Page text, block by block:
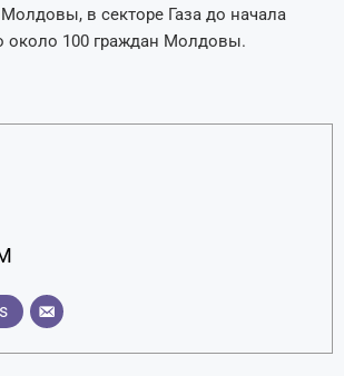
в секторе Газа до начала
100 граждан Молдовы.